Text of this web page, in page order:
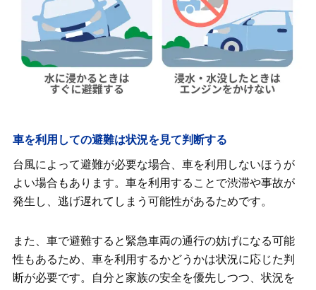
車を利用しての避難は状況を見て判断する
台風によって避難が必要な場合、車を利用しないほうが
よい場合もあります。車を利用することで渋滞や事故が
発生し、逃げ遅れてしまう可能性があるためです。
また、車で避難すると緊急車両の通行の妨げになる可能
性もあるため、車を利用するかどうかは状況に応じた判
断が必要です。自分と家族の安全を優先しつつ、状況を